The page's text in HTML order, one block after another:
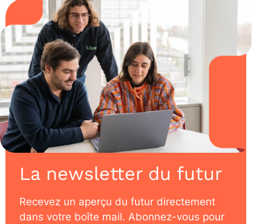
La newsletter du futur
Recevez un aperçu du futur directement
dans votre boîte mail. Abonnez-vous pour